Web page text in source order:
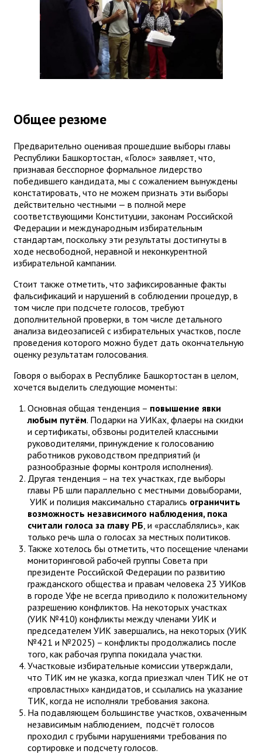
Общее резюме
Предварительно оценивая прошедшие выборы главы
Республики Башкортостан, «Голос» заявляет, что,
признавая бесспорное формальное лидерство
победившего кандидата, мы с сожалением вынуждены
констатировать, что не можем признать эти выборы
действительно честными — в полной мере
соответствующими Конституции, законам Российской
Федерации и международным избирательным
стандартам, поскольку эти результаты достигнуты в
ходе несвободной, неравной и неконкурентной
избирательной кампании.
Стоит также отметить, что зафиксированные факты
фальсификаций и нарушений в соблюдении процедур, в
том числе при подсчете голосов, требуют
дополнительной проверки, в том числе детального
анализа видеозаписей с избирательных участков, после
проведения которого можно будет дать окончательную
оценку результатам голосования.
Говоря о выборах в Республике Башкортостан в целом,
хочется выделить следующие моменты:
Основная общая тенденция – повышение явки
любым путём. Подарки на УИКах, флаеры на скидки
и сертификаты, обзвоны родителей классными
руководителями, принуждение к голосованию
работников руководством предприятий (и
разнообразные формы контроля исполнения).
Другая тенденция – на тех участках, где выборы
главы РБ шли параллельно с местными довыборами,
УИК и полиция максимально старались ограничить
возможность независимого наблюдения, пока
считали голоса за главу РБ , и «расслаблялись», как
только речь шла о голосах за местных политиков.
Также хотелось бы отметить, что посещение членами
мониторинговой рабочей группы Совета при
президенте Российской Федерации по развитию
гражданского общества и правам человека 23 УИКов
в городе Уфе не всегда приводило к положительному
разрешению конфликтов. На некоторых участках
(УИК №410) конфликты между членами УИК и
председателем УИК завершались, на некоторых (УИК
№421 и №2025) – конфликты продолжались после
того, как рабочая группа покидала участки.
Участковые избирательные комиссии утверждали,
что ТИК им не указка, когда приезжал член ТИК не от
«провластных» кандидатов, и ссылались на указание
ТИК, когда не исполняли требования закона.
На подавляющем большинстве участков, охваченным
независимым наблюдением, подсчёт голосов
проходил с грубыми нарушениями требования по
сортировке и подсчету голосов.